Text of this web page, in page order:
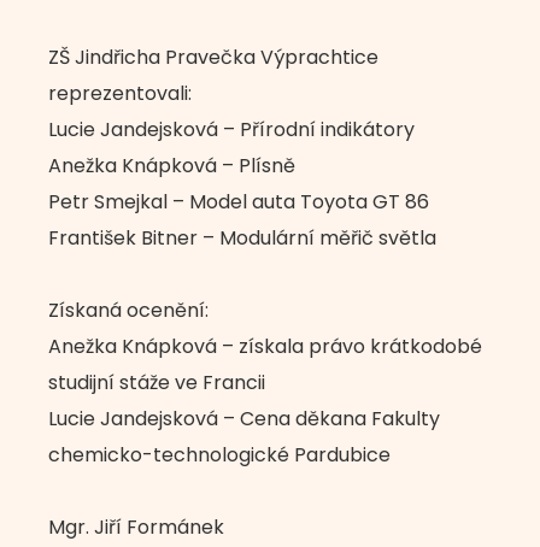
ZŠ Jindřicha Pravečka Výprachtice
reprezentovali:
Lucie Jandejsková – Přírodní indikátory
Anežka Knápková – Plísně
Petr Smejkal – Model auta Toyota GT 86
František Bitner – Modulární měřič světla
Získaná ocenění:
Anežka Knápková – získala právo krátkodobé
studijní stáže ve Francii
Lucie Jandejsková – Cena děkana Fakulty
chemicko-technologické Pardubice
Mgr. Jiří Formánek